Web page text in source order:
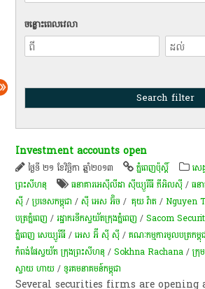
ចន្លោះពេលវេលា
Investment accounts open
ថ្ងៃទី ២១ ខែវិច្ឆិកា ឆ្នាំ២០១៣ ភ្នំពេញប៉ុស្តិ៍ សេ
ព្រះសីហនុ
ធនាគារអេស៊ីលីដា ស៊ីឃ្យួរឹធី ភីអិលស៊ី/ធន
ស៊ី/ប្រទេសកម្ពុជា /ស៊ី អេស​ អ៊ិច / គុយ វ៉ាត /Nguyen
បត្រ​ភ្នំ​ពេញ​ /រដ្ឋា​ករទឹកស្វយ័តក្រុងភ្នំពេញ /Sacom
ភ្នំពេញ សេឃ្យូរីធី /អេស អ៊ី ស៊ី ស៊ី /គណៈកម្មការ​មូលបត្រ​កម្ពុ
កំពង់ផែស្វយ័ត ក្រុងព្រះសីហនុ /Sokhna Rachana /ក្
ស្វាយ ហាយ /​ទូរគមនាគមន៍​កម្ពុជា​
Several securities firms are opening